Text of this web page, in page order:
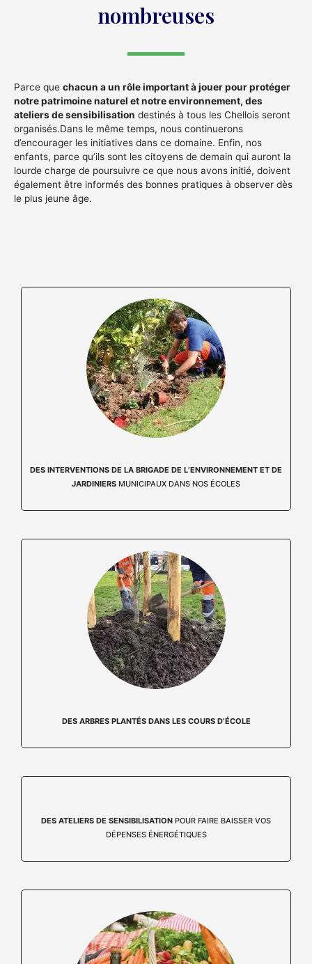
nombreuses
Parce que chacun a un rôle important à jouer pour protéger
notre patrimoine naturel et notre environnement, des
ateliers de sensibilisation destinés à tous les Chellois seront
organisés.Dans le même temps, nous continuerons
d’encourager les initiatives dans ce domaine. Enfin, nos
enfants, parce qu’ils sont les citoyens de demain qui auront la
lourde charge de poursuivre ce que nous avons initié, doivent
également être informés des bonnes pratiques à observer dès
le plus jeune âge.
DES INTERVENTIONS DE LA BRIGADE DE L’ENVIRONNEMENT ET DE
JARDINIERS MUNICIPAUX DANS NOS ÉCOLES
DES ARBRES PLANTÉS DANS LES COURS D’ÉCOLE
DES ATELIERS DE SENSIBILISATION POUR FAIRE BAISSER VOS
DÉPENSES ÉNERGÉTIQUES